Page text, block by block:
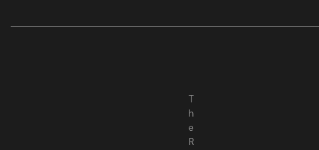
T
h
e
R